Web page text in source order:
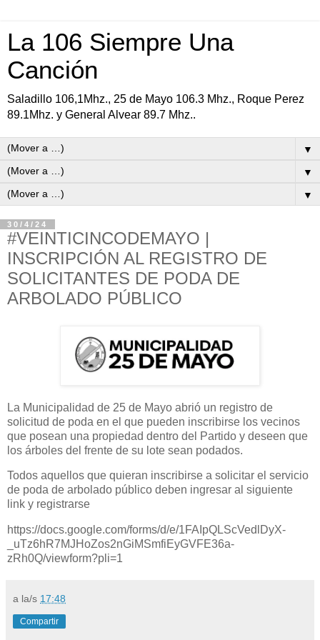
La 106 Siempre Una
Canción
Saladillo 106,1Mhz., 25 de Mayo 106.3 Mhz., Roque Perez
89.1Mhz. y General Alvear 89.7 Mhz..
▼
▼
▼
30/4/24
#VEINTICINCODEMAYO |
INSCRIPCIÓN AL REGISTRO DE
SOLICITANTES DE PODA DE
ARBOLADO PÚBLICO
La Municipalidad de 25 de Mayo abrió un registro de
solicitud de poda en el que pueden inscribirse los vecinos
que posean una propiedad dentro del Partido y deseen que
los árboles del frente de su lote sean podados.
Todos aquellos que quieran inscribirse a solicitar el servicio
de poda de arbolado público deben ingresar al siguiente
link y registrarse
https://docs.google.com/forms/d/e/1FAIpQLScVedlDyX-
_uTz6hR7MJHoZos2nGiMSmfiEyGVFE36a-
zRh0Q/viewform?pli=1
a la/s 17:48
Compartir